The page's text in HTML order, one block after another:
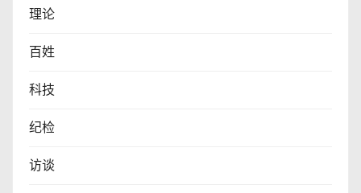
理论
百姓
科技
纪检
访谈